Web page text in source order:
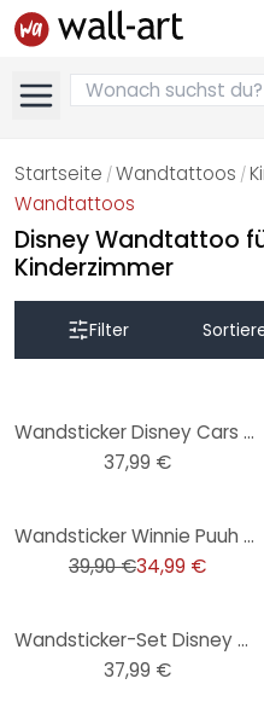
Startseite /Wandtattoos /
Wandtattoos
Disney Wandtattoo
Kinderzimmer
Filter
Wandsticker Disney Cars Friends
37,99 €
Wandsticker Winnie Puuh - Outdoor Fun
39,90 €34,99 €
Wandsticker-Set Disney Cars 3 13-teilig
37,99 €